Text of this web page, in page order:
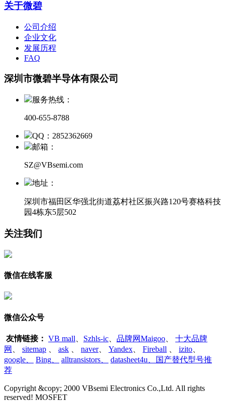
关于微碧
公司介绍
企业文化
发展历程
FAQ
深圳市微碧半导体有限公司
服务热线：
400-655-8788
QQ：2852362669
邮箱：
SZ@VBsemi.com
地址：
深圳市福田区华强北街道荔村社区振兴路120号赛格科技
园4栋东5层502
关注我们
微信在线客服
微信公众号
友情链接： VB mall Szhls-ic 品牌网Maigoo
十大品牌
网
sitemap ask naver、 Yandex Fireball izito
google
Bing alltransistors
datasheet4u、国产替代型号推
荐
Copyright &copy; 2000 VBsemi Electronics Co.,Ltd. All rights
reserved! MOSFET